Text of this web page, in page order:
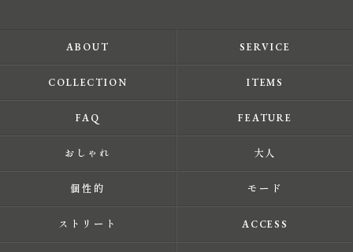
ABOUT SERVICE
COLLECTION ITEMS
FAQ FEATURE
おしゃれ 大人
個性的 モード
ストリート ACCESS